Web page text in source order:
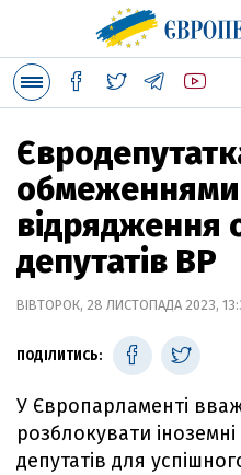
відрядження
депутатів ВР
ВІВТОРОК, 28 ЛИСТОПАДА 2023,
ПОДІЛИТИСЬ:
У Європарламенті
розблокувати
депутатів для